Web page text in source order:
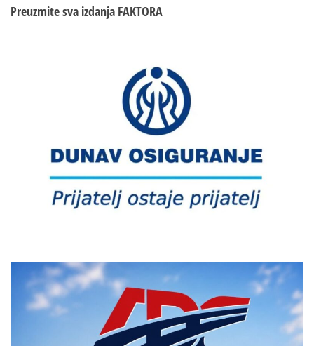
Preuzmite sva izdanja FAKTORA